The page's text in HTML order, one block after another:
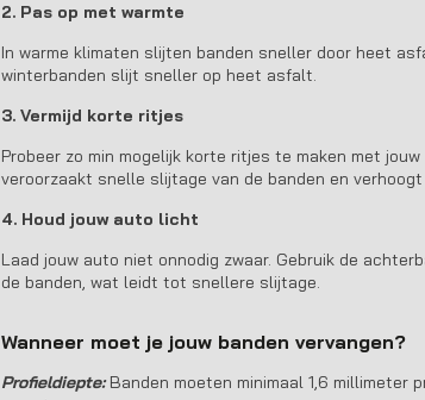
2. Pas op met warmte
In warme klimaten slijten banden sneller door heet
winterbanden slijt sneller op heet asfalt.
3. Vermijd korte ritjes
Probeer zo min mogelijk korte ritjes te maken met
veroorzaakt snelle slijtage van de banden en
4. Houd jouw auto licht
Laad jouw auto niet onnodig zwaar. Gebruik de
de banden, wat leidt tot snellere slijtage.
Wanneer moet je jouw banden vervangen?
Profieldiepte:Banden moeten minimaal 1,6 millimeter